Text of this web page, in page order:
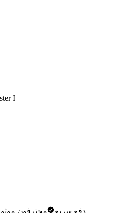
I
دفع سريع محترفون